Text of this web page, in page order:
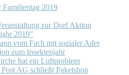
Familientag 2019
zur Dorf Aktion
2019"
vom Fach mit sozialer Ader
zum Insektenjahr
hat ein Luftproblem
AG schließt Paketshop